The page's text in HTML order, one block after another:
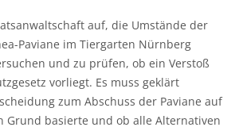
auf, die Umstände der
Paviane im Tiergarten Nürnberg
und zu prüfen, ob ein Verstoß
vorliegt. Es muss geklärt
zum Abschuss der Paviane auf
Grund basierte und ob alle Alternativen